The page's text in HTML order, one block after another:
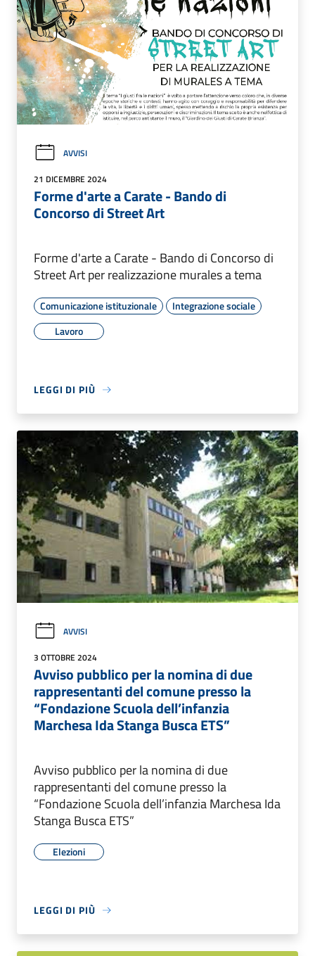
AVVISI
21 DICEMBRE 2024
Forme d'arte a Carate - Bando di
Concorso di Street Art
Forme d'arte a Carate - Bando di Concorso di
Street Art per realizzazione murales a tema
Comunicazione istituzionale
Integrazione sociale
Lavoro
LEGGI DI PIÙ
AVVISI
3 OTTOBRE 2024
Avviso pubblico per la nomina di due
rappresentanti del comune presso la
“Fondazione Scuola dell’infanzia
Marchesa Ida Stanga Busca ETS”
Avviso pubblico per la nomina di due
rappresentanti del comune presso la
“Fondazione Scuola dell’infanzia Marchesa Ida
Stanga Busca ETS”
Elezioni
LEGGI DI PIÙ